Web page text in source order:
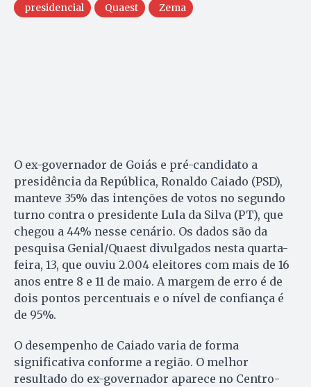
presidencial
Quaest Zema
O ex-governador de Goiás e pré-candidato a
presidência da República, Ronaldo Caiado (PSD),
manteve 35% das intenções de votos no segundo
turno contra o presidente Lula da Silva (PT), que
chegou a 44% nesse cenário. Os dados são da
pesquisa Genial/Quaest divulgados nesta quarta-
feira, 13, que ouviu 2.004 eleitores com mais de 16
anos entre 8 e 11 de maio. A margem de erro é de
dois pontos percentuais e o nível de confiança é
de 95%.
O desempenho de Caiado varia de forma
significativa conforme a região. O melhor
resultado do ex-governador aparece no Centro-